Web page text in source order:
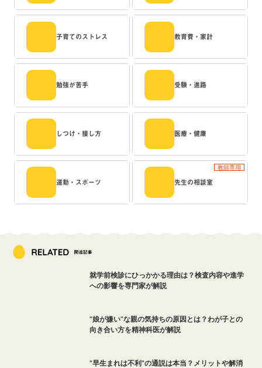
子育てのストレス 教育費・家計
勉強が苦手 受験・進路
しつけ・接し方 医療・健康
運動・スポーツ
教師専用
先生の相談室
就学前検診にひっかかる理由は？検査内容や進学
への影響を専門家が解説
”娘が嫌い”な親の気持ちの原因とは？わが子との
向き合い方を精神科医が解説
“早生まれは不利”の通説は本当？メリットや解消